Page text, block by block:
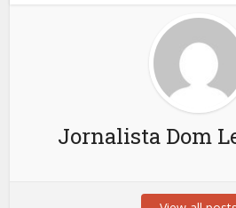
Jornalista Dom